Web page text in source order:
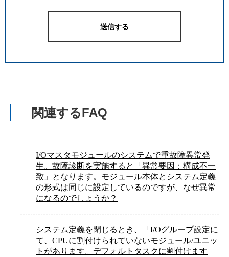
関連するFAQ
I/Oマスタモジュールのシステムで重故障異常発
生。故障診断を実施すると「異常要因：構成不一
致」となります。モジュール本体とシステム定義
の形式は同じに設定しているのですが、なぜ異常
になるのでしょうか？
システム定義を閉じるとき、「I/Oグループ設定に
て、CPUに割付けられていないモジュール/ユニッ
トがあります。デフォルトタスクに割付けます